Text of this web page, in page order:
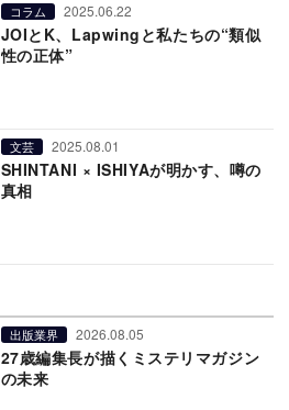
コラム 2025.06.22
JOIとK、Lapwingと私たちの“類似
性の正体”
文芸 2025.08.01
SHINTANI × ISHIYAが明かす、噂の
真相
出版業界 2026.08.05
27歳編集長が描くミステリマガジン
の未来